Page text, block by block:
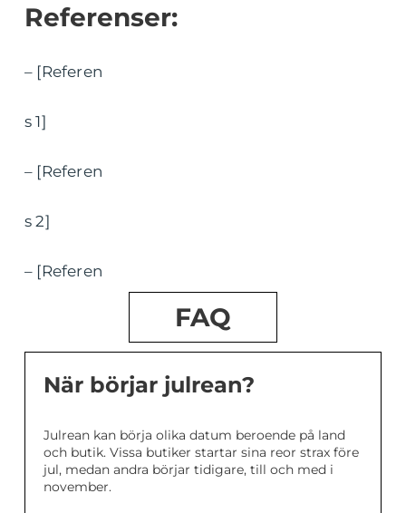
Referenser:
– [Referen
s 1]
– [Referen
s 2]
– [Referen
FAQ
När börjar julrean?
Julrean kan börja olika datum beroende på land
och butik. Vissa butiker startar sina reor strax före
jul, medan andra börjar tidigare, till och med i
november.